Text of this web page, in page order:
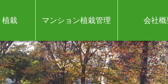
植栽 マンション植栽管理 会社